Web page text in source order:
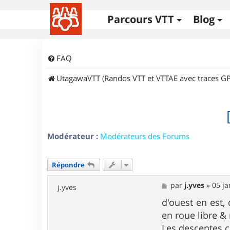
Parcours VTT Blog
FAQ
UtagawaVTT (Randos VTT et VTTAE avec traces
Modérateur : Modérateurs des Forums
Répondre
j.yves
M
e
s
s
a
g
par j.yves »05
d'ouest en est,
en roue libre &